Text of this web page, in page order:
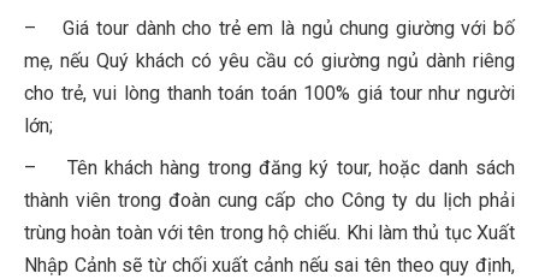
– Giá tour dành cho trẻ em là ngủ chung giường với bố
mẹ, nếu Quý khách có yêu cầu có giường ngủ dành riêng
cho trẻ, vui lòng thanh toán toán 100% giá tour như người
lớn;
– Tên khách hàng trong đăng ký tour, hoặc danh sách
thành viên trong đoàn cung cấp cho Công ty du lịch phải
trùng hoàn toàn với tên trong hộ chiếu. Khi làm thủ tục Xuất
Nhập Cảnh sẽ từ chối xuất cảnh nếu sai tên theo quy định,